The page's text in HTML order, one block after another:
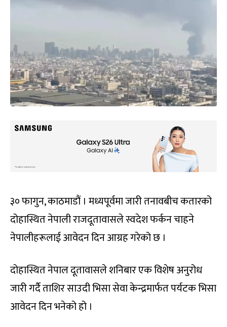
३० फागुन, काठमाडौं । मध्यपूर्वमा जारी तनावबीच कतारको
दोहास्थित नेपाली राजदूतावासले स्वदेश फर्कन चाहने
नेपालीहरूलाई आवेदन दिन आग्रह गरेको छ ।
दोहास्थित नेपाल दूतावासले शनिबार एक विशेष अनुरोध
जारी गर्दै ताशिर साउदी भिसा सेवा केन्द्रमार्फत पर्यटक भिसा
आवेदन दिन भनेको हो ।